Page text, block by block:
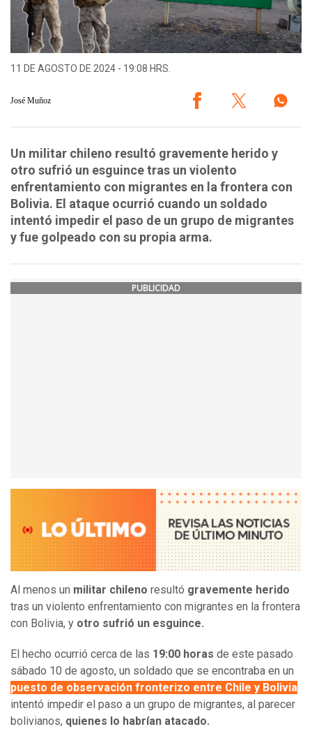
11 DE AGOSTO DE 2024 - 19:08 HRS.
José Muñoz
Un militar chileno resultó gravemente herido y
otro sufrió un esguince tras un violento
enfrentamiento con migrantes en la frontera con
Bolivia. El ataque ocurrió cuando un soldado
intentó impedir el paso de un grupo de migrantes
y fue golpeado con su propia arma.
PUBLICIDAD
Al menos un militar chileno resultó gravemente herido
tras un violento enfrentamiento con migrantes en la frontera
con Bolivia, y otro sufrió un esguince.
El hecho ocurrió cerca de las 19:00 horas de este pasado
sábado 10 de agosto, un soldado que se encontraba en un
puesto de observación fronterizo entre Chile y Bolivia
intentó impedir el paso a un grupo de migrantes, al parecer
bolivianos, quienes lo habrían atacado.